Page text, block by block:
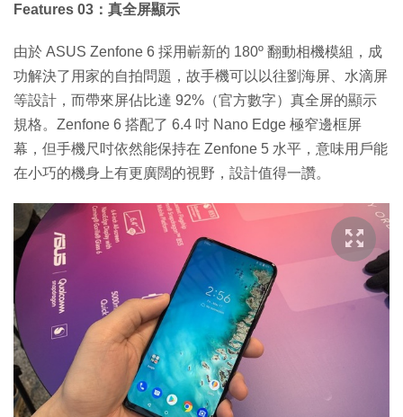
Features 03：真全屏顯示
由於 ASUS Zenfone 6 採用嶄新的 180º 翻動相機模組，成
功解決了用家的自拍問題，故手機可以以往劉海屏、水滴屏
等設計，而帶來屏佔比達 92%（官方數字）真全屏的顯示
規格。Zenfone 6 搭配了 6.4 吋 Nano Edge 極窄邊框屏
幕，但手機尺吋依然能保持在 Zenfone 5 水平，意味用戶能
在小巧的機身上有更廣闊的視野，設計值得一讚。